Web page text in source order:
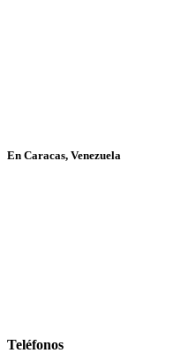
En Caracas, Venezuela
Teléfonos